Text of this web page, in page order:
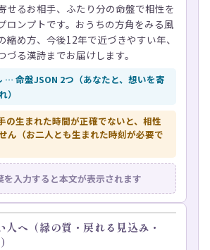
せるお相手、ふたり分の命盤で相性を
ロンプトです。おうちの方角をみる風
縮め方、今後12年で近づきやすい年、
づる漢詩までお届けします。
… 命盤JSON 2つ（あなたと、想いを寄
）
の生まれた時間が正確でないと、相性
ん（お二人とも生まれた時刻が必要で
を入力すると本文が表示されます
へ（縁の質・戻れる見込み・